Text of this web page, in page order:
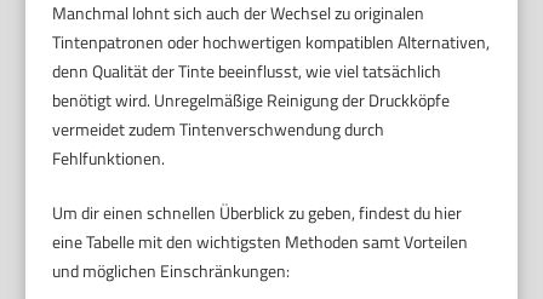
Manchmal lohnt sich auch der Wechsel zu originalen
Tintenpatronen oder hochwertigen kompatiblen Alternativen,
denn Qualität der Tinte beeinflusst, wie viel tatsächlich
benötigt wird. Unregelmäßige Reinigung der Druckköpfe
vermeidet zudem Tintenverschwendung durch
Fehlfunktionen.
Um dir einen schnellen Überblick zu geben, findest du hier
eine Tabelle mit den wichtigsten Methoden samt Vorteilen
und möglichen Einschränkungen: